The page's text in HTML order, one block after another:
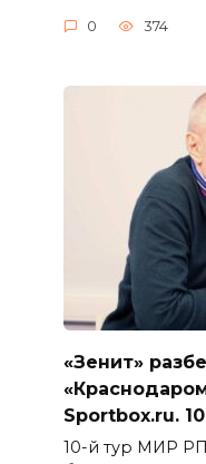
0 374
«Зенит»
Sportbox.ru.
10-й тур МИР